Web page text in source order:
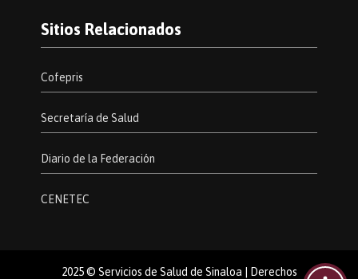
Sitios Relacionados
Cofepris
Secretaría de Salud
Diario de la Federación
CENETEC
2025 © Servicios de Salud de Sinaloa | Derechos